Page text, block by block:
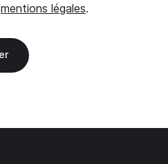
mentions légales.